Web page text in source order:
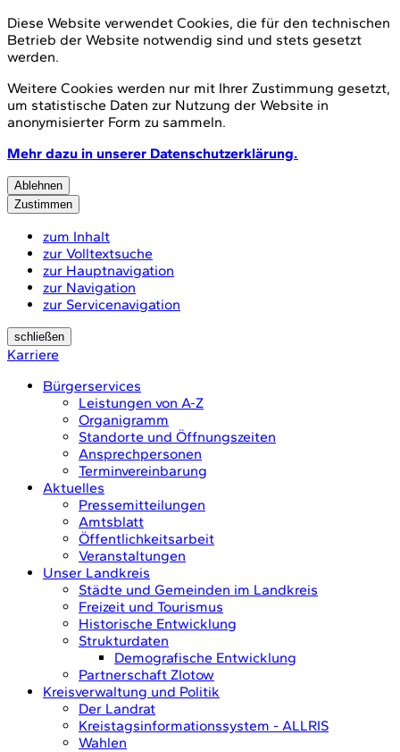
Diese Website verwendet Cookies, die für den technischen
Betrieb der Website notwendig sind und stets gesetzt
werden.
Weitere Cookies werden nur mit Ihrer Zustimmung gesetzt,
um statistische Daten zur Nutzung der Website in
anonymisierter Form zu sammeln.
Mehr dazu in unserer Datenschutzerklärung.
Ablehnen
Zustimmen
zum Inhalt
zur Volltextsuche
zur Hauptnavigation
zur Navigation
zur Servicenavigation
schließen
Karriere
Bürgerservices
Leistungen von A-Z
Organigramm
Standorte und Öffnungszeiten
Ansprechpersonen
Terminvereinbarung
Aktuelles
Pressemitteilungen
Amtsblatt
Öffentlichkeitsarbeit
Veranstaltungen
Unser Landkreis
Städte und Gemeinden im Landkreis
Freizeit und Tourismus
Historische Entwicklung
Strukturdaten
Demografische Entwicklung
Partnerschaft Zlotow
Kreisverwaltung und Politik
Der Landrat
Kreistagsinformationssystem - ALLRIS
Wahlen